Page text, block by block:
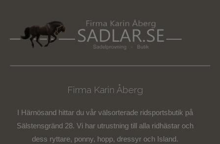
Firma Karin Åberg
I Härnösand hittar du vår välsorterade ridsportsbutik på
Sälstensgränd 28. Vi har utrustning till alla ridhästar och
dess ryttare, ponny, hopp, dressyr och Island.